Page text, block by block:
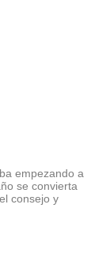
empezando a
se convierta
consejo y